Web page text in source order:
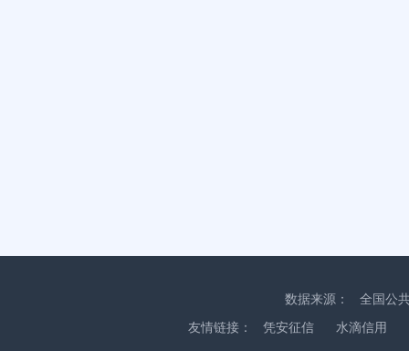
数据来源：
全国公
友情链接：
凭安征信 水滴信用